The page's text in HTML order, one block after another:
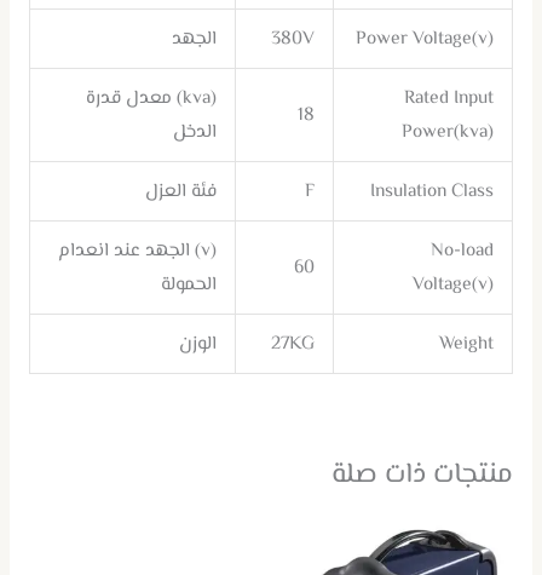
Power Voltage(v)
380V الجهد
Rated Input
Power(kva)
18
(kva) معدل قدرة
الدخل
Insulation Class
F فئة العزل
No-load
Voltage(v)
60
(v) الجهد عند انعدام
الحمولة
Weight
27KG الوزن
منتجات ذات صلة